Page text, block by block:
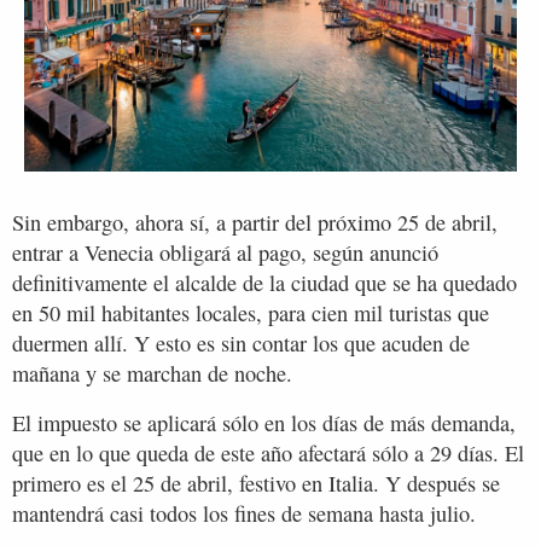
Sin embargo, ahora sí, a partir del próximo 25 de abril,
entrar a Venecia obligará al pago, según anunció
definitivamente el alcalde de la ciudad que se ha quedado
en 50 mil habitantes locales, para cien mil turistas que
duermen allí. Y esto es sin contar los que acuden de
mañana y se marchan de noche.
El impuesto se aplicará sólo en los días de más demanda,
que en lo que queda de este año afectará sólo a 29 días. El
primero es el 25 de abril, festivo en Italia. Y después se
mantendrá casi todos los fines de semana hasta julio.